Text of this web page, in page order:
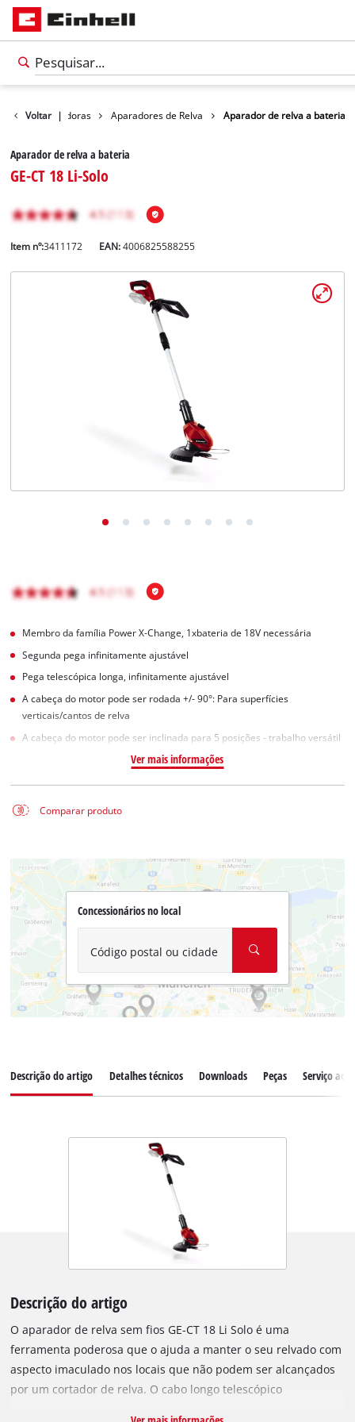
Voltar |
/ motaroçadoras Aparadores de Relva Aparador de relva a bateria
Aparador de relva a bateria
GE-CT 18 Li-Solo
Item nº:3411172 EAN:4006825588255
Membro da família Power X-Change, 1xbateria de 18V necessária
Segunda pega infinitamente ajustável
Pega telescópica longa, infinitamente ajustável
A cabeça do motor pode ser rodada +/- 90°: Para superfícies
verticais/cantos de relva
A cabeça do motor pode ser inclinada para 5 posições - trabalho versátil
Ver mais informações
Comparar produto
Concessionários no local
Código postal ou cidade
Descrição do artigo Detalhes técnicos Downloads Peças Serviço ao
Descrição do artigo
O aparador de relva sem fios GE-CT 18 Li Solo é uma
ferramenta poderosa que o ajuda a manter o seu relvado com
aspecto imaculado nos locais que não podem ser alcançados
por um cortador de relva. O cabo longo telescópico